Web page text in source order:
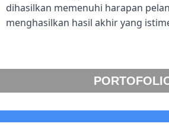
dihasilkan memenuhi harapan
menghasilkan hasil akhir yang